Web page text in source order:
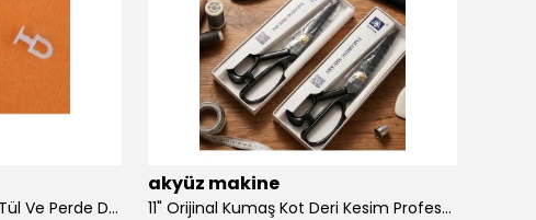
100 Adet Dikmeli Sistem Tül Ve Perde Düğmesi Korniş Halkası
akyüz makine
11" Orijinal Kumaş Kot Deri Kesim Profesyonel Terzi Makası, Dövme Alaşımlı Çelik Premium